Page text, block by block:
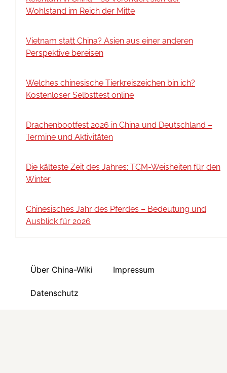
Wohlstand im Reich der Mitte
Vietnam statt China? Asien aus einer anderen
Perspektive bereisen
Welches chinesische Tierkreiszeichen bin ich?
Kostenloser Selbsttest online
Drachenbootfest 2026 in China und Deutschland –
Termine und Aktivitäten
Die kälteste Zeit des Jahres: TCM-Weisheiten für den
Winter
Chinesisches Jahr des Pferdes – Bedeutung und
Ausblick für 2026
Über China-Wiki Impressum
Datenschutz